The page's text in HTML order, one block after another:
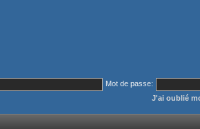
Mot de passe:
J'ai oublié